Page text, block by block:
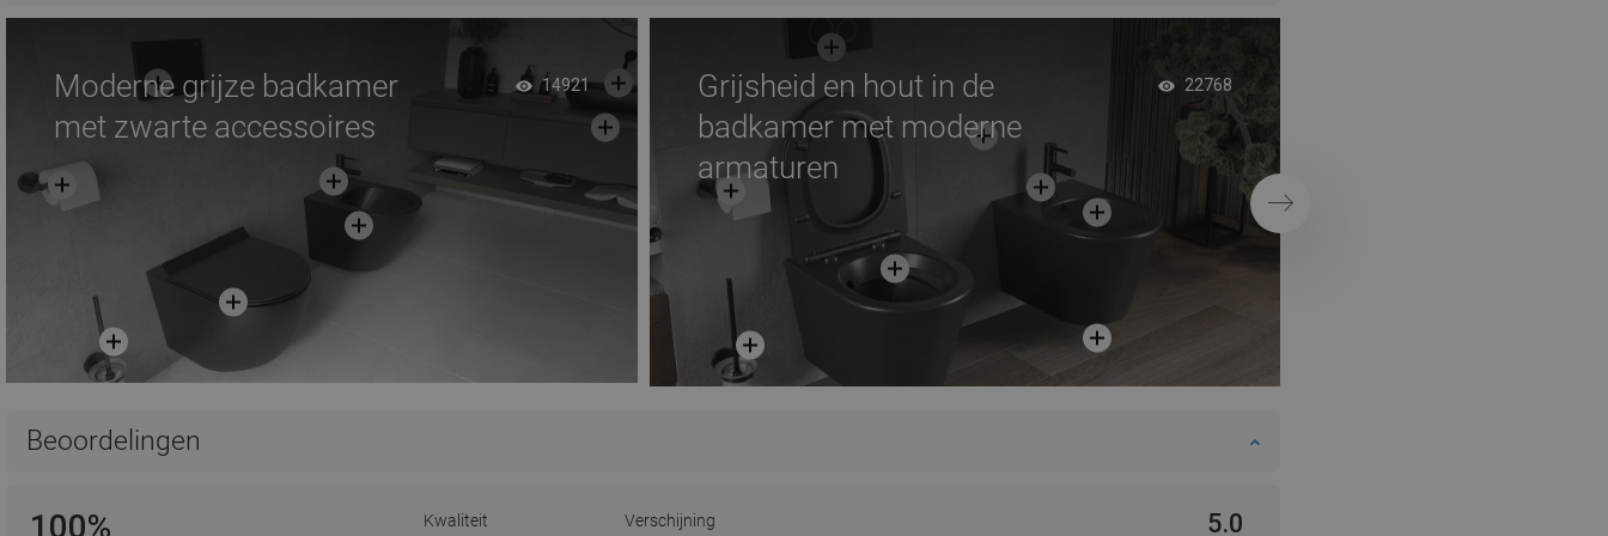
Moderne grijze badkamer
met zwarte accessoires
14921
Grijsheid en hout in de
badkamer met moderne
armaturen
22768
Volgende
Beoordelingen
100% Kwaliteit Verschijning 5.0